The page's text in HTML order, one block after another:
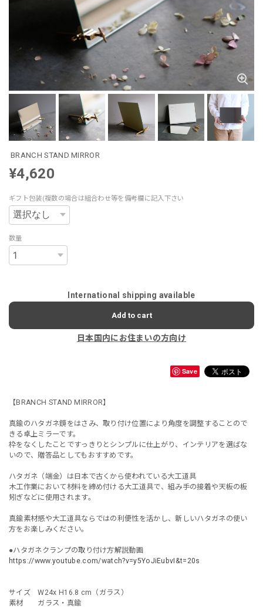
BRANCH STAND MIRROR
¥4,620
ギフト包装(複数の場合は組合わせ等を備考欄に記入下さい
数量
International shipping available
Add to cart
日本国内にお住まいの方向け
Save
【BRANCH STAND MIRROR】
真鍮のハタガネ鏡をはさみ、取り付け位置により角度を調整することので
きる卓上ミラーです。
枠をなくしたことですっきりとシンプルに仕上がり、インテリアを選ばな
いので、贈答品としてもおすすめです。
ハタガネ（端金）は日本で古くから使われている大工道具
木工作業において材料を締め付ける大工道具で、組み手の接着や天板の板
矧ぎなどに使用されます。
真鍮素材感や大工道具ならではの利便性を活かし、新しいハタガネの使い
方をお楽しみください。
●ハタガネクランプの取り付け方解説動画
https://www.youtube.com/watch?v=y5YoJiEubvI&t=20s
サイズ W24x H16.8 cm（ガラス）
素材 ガラス・真鍮